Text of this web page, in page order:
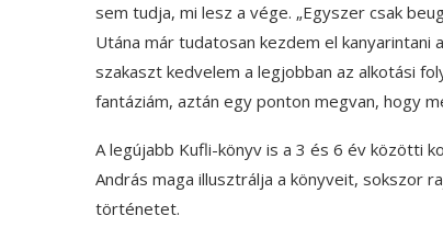
sem tudja, mi lesz a vége. „Egyszer csak
Utána már tudatosan kezdem el
szakaszt kedvelem a legjobban az alkotási
fantáziám, aztán egy ponton megvan, hogy
A legújabb Kufli-könyv is a 3 és 6 év közötti
András maga illusztrálja a könyveit, sokszor
történetet.